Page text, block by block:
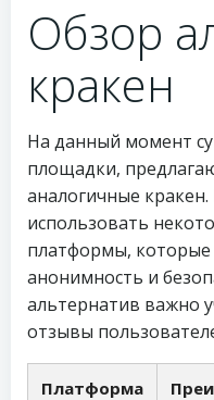
Обзор
кракен
На данный момент
площадки,
аналогичные
использовать
платформы,
анонимность и
альтернатив важно
отзывы
Платформа